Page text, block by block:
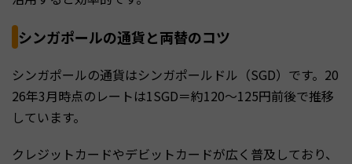
シンガポールの通貨と両替のコツ
シンガポールの通貨はシンガポールドル（SGD）です。20
26年3月時点のレートは1SGD＝約120〜125円前後で推移
しています。
クレジットカードやデビットカードが広く普及しており、